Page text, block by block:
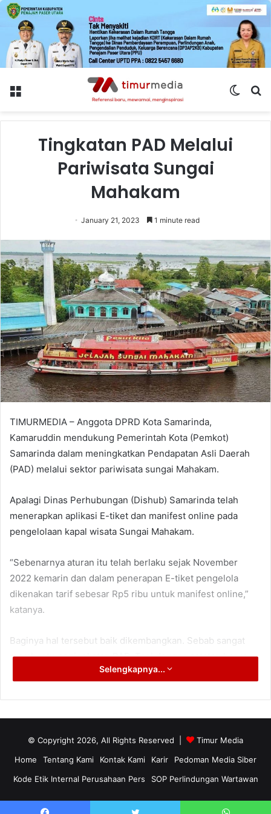
Menu
Switch
Tingkatan PAD Melalui
Pariwisata Sungai
Mahakam
January 21, 2023 1 minute read
TIMURMEDIA – Anggota DPRD Kota Samarinda,
Kamaruddin mendukung Pemerintah Kota (Pemkot)
Samarinda dalam meningkatkan Pendapatan Asli Daerah
(PAD) melalui sektor pariwisata sungai Mahakam.
Apalagi Dinas Perhubungan (Dishub) Samarinda telah
menerapkan aplikasi E-tiket dan manifest online pada
pengelolaan kapal wisata Sungai Mahakam.
“Sebenarnya aturan itu telah berlaku sejak November
2022 kemarin dan dalam penerapan E-tiket pengelola
dikenakan tarif sebesar Rp5 ribu untuk manifest online,”
katanya.
Baginya hal tersebut baik dikembangkan. Sebab sangat
membantu peningkatan PAD. Tapi dengan catatan harus
jelas, mulai dari peraturan dan sistem mekanismenya.
“Akan lebih maksimal jika didukung Perda ataupun Perwali,
dengan begitu proses penerapan bisa gunakan dengan
baik,” harapnya.
Karena itu, ia berharap Pemkot mampu memaksimalkan
aliran sungai Mahakam sebagai wisata kebanggaan
Selengkapnya...
© Copyright 2026, All Rights Reserved |
Timur Media
Home
Tentang Kami Kontak Kami Karir
Pedoman Media Siber
Kode Etik Internal Perusahaan Pers
SOP Perlindungan Wartawan